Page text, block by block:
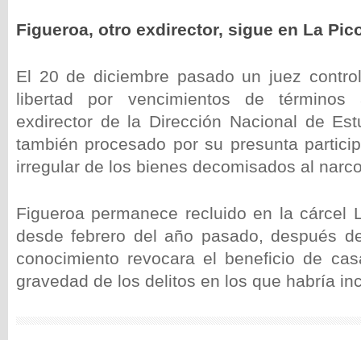
Figueroa, otro exdirector, sigue en La
El 20 de diciembre pasado un juez
libertad por vencimientos de términos
exdirector de la Dirección Nacional de
también procesado por su presunta
irregular de los bienes decomisados al
Figueroa permanece recluido en la cárcel
desde febrero del año pasado, después
conocimiento revocara el beneficio de
gravedad de los delitos en los que habría